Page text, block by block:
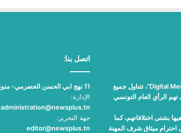
"نيوز بلوس"، جريدة الكترونية مستقلة جامعة، تصدر عن مؤسسة "Digital Media Services"، تتناول جميع
تهم الرأي العام التونسي
بشتى اختلافاتهم، كما
احترام ميثاق شرف المهنة
اتصل بنا:
11 نهج ابي الحسن الحضرمي- منوبة - تونس
الإدارة:
administration@newsplus.tn
جهة التحرير:
editor@newsplus.tn